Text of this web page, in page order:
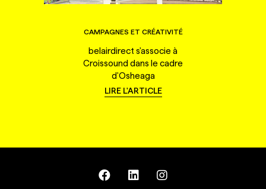
CAMPAGNES ET CRÉATIVITÉ
belairdirect s'associe à
Croissound dans le cadre
d'Osheaga
LIRE L'ARTICLE